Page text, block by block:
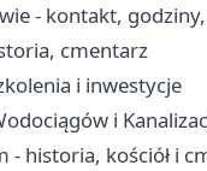
- kontakt,
cmentarz
i inwestycje
i
- historia, kościół i